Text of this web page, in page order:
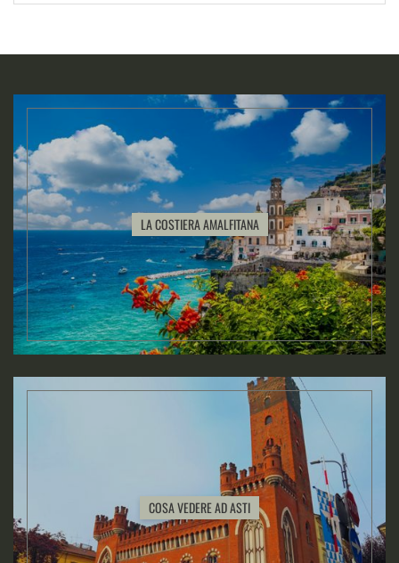
LA COSTIERA AMALFITANA
COSA VEDERE AD ASTI